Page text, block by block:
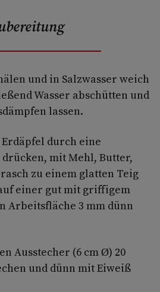
und in Salzwasser weich
Wasser abschütten und
lassen.
durch eine
mit Mehl, Butter,
zu einem glatten Teig
einer gut mit griffigem
Arbeitsfläche 3 mm dünn
Ausstecher (6 cm Ø) 20
und dünn mit Eiweiß